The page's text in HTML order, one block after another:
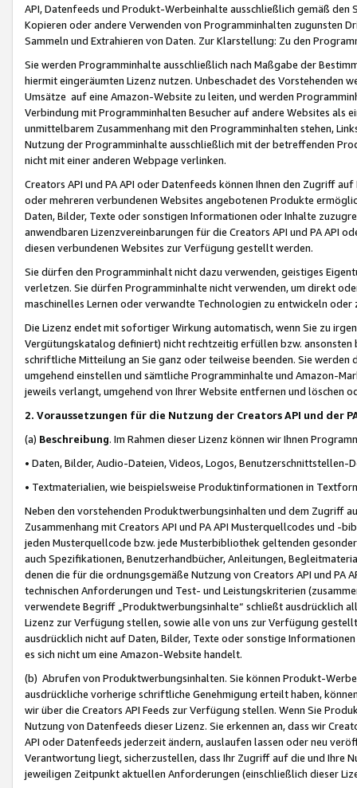
API, Datenfeeds und Produkt-Werbeinhalte ausschließlich gemäß
Kopieren oder andere Verwenden von Programminhalten zugunsten
Sammeln und Extrahieren von Daten. Zur Klarstellung: Zu den
Sie werden Programminhalte ausschließlich nach Maßgabe der
hiermit eingeräumten Lizenz nutzen. Unbeschadet des Vorstehenden
Umsätze auf eine Amazon-Website zu leiten, und werden
Verbindung mit Programminhalten Besucher auf andere Websites als
unmittelbarem Zusammenhang mit den Programminhalten stehen,
Nutzung der Programminhalte ausschließlich mit der betreffenden
nicht mit einer anderen Webpage verlinken.
Creators API und PA API oder Datenfeeds können Ihnen den Zugriff
oder mehreren verbundenen Websites angebotenen Produkte
Daten, Bilder, Texte oder sonstigen Informationen oder Inhalte
anwendbaren Lizenzvereinbarungen für die Creators API und PA API
diesen verbundenen Websites zur Verfügung gestellt werden.
Sie dürfen den Programminhalt nicht dazu verwenden, geistiges
verletzen. Sie dürfen Programminhalte nicht verwenden, um direkt
maschinelles Lernen oder verwandte Technologien zu entwickeln
Die Lizenz endet mit sofortiger Wirkung automatisch, wenn Sie zu
Vergütungskatalog definiert) nicht rechtzeitig erfüllen bzw. ansonsten
schriftliche Mitteilung an Sie ganz oder teilweise beenden. Sie werden
umgehend einstellen und sämtliche Programminhalte und Amazon-
jeweils verlangt, umgehend von Ihrer Website entfernen und löschen
2. Voraussetzungen für die Nutzung der Creators API und der
(a) Beschreibung. Im Rahmen dieser Lizenz können wir Ihnen
• Daten, Bilder, Audio-Dateien, Videos, Logos, Benutzerschnittstellen-
• Textmaterialien, wie beispielsweise Produktinformationen in
Neben den vorstehenden Produktwerbungsinhalten und dem Zugriff
Zusammenhang mit Creators API und PA API Musterquellcodes und
jeden Musterquellcode bzw. jede Musterbibliothek geltenden
auch Spezifikationen, Benutzerhandbücher, Anleitungen,
denen die für die ordnungsgemäße Nutzung von Creators API und PA
technischen Anforderungen und Test- und Leistungskriterien
verwendete Begriff „Produktwerbungsinhalte“ schließt ausdrücklich
Lizenz zur Verfügung stellen, sowie alle von uns zur Verfügung
ausdrücklich nicht auf Daten, Bilder, Texte oder sonstige
es sich nicht um eine Amazon-Website handelt.
(b) Abrufen von Produktwerbungsinhalten. Sie können Produkt-
ausdrückliche vorherige schriftliche Genehmigung erteilt haben,
wir über die Creators API Feeds zur Verfügung stellen. Wenn Sie
Nutzung von Datenfeeds dieser Lizenz. Sie erkennen an, dass wir
API oder Datenfeeds jederzeit ändern, auslaufen lassen oder neu
Verantwortung liegt, sicherzustellen, dass Ihr Zugriff auf die und Ihre
jeweiligen Zeitpunkt aktuellen Anforderungen (einschließlich dieser